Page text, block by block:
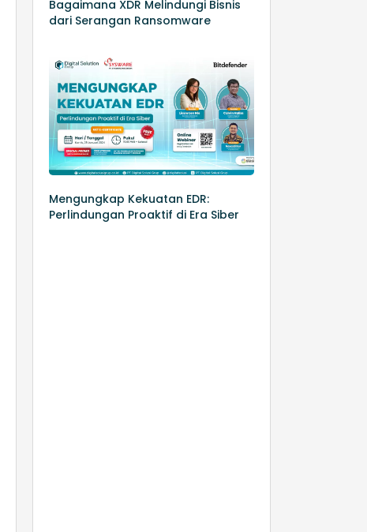
Bagaimana XDR Melindungi Bisnis
dari Serangan Ransomware
Mengungkap Kekuatan EDR:
Perlindungan Proaktif di Era Siber